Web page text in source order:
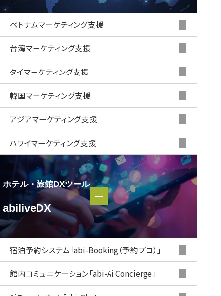
ベトナムマーケティング支援
台湾マーケティング支援
タイマーケティング支援
韓国マーケティング支援
アジアマーケティング支援
ハワイマーケティング支援
ホテル・
旅館DXツール
abiliveDX
ホテル・旅館DXツール
abiliveDX
宿泊予約システム 「abi-Booking（予約プロ）」
館内コミュニケーション「abi-Ai Concierge」